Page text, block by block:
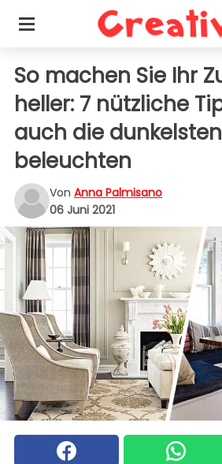
So machen Sie Ihr
heller: 7 nützliche
auch die
beleuchten
Von Anna Palmisano
06 Juni 2021